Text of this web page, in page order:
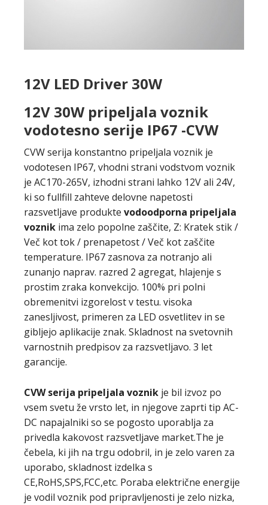
12V LED Driver 30W
12V 30W pripeljala voznik
vodotesno serije IP67 -CVW
CVW serija konstantno pripeljala voznik je
vodotesen IP67, vhodni strani vodstvom voznik
je AC170-265V, izhodni strani lahko 12V ali 24V,
ki so fullfill zahteve delovne napetosti
razsvetljave produkte vodoodporna pripeljala
voznik ima zelo popolne zaščite, Z: Kratek stik /
Več kot tok / prenapetost / Več kot zaščite
temperature. IP67 zasnova za notranjo ali
zunanjo naprav. razred 2 agregat, hlajenje s
prostim zraka konvekcijo. 100% pri polni
obremenitvi izgorelost v testu. visoka
zanesljivost, primeren za LED osvetlitev in se
gibljejo aplikacije znak. Skladnost na svetovnih
varnostnih predpisov za razsvetljavo. 3 let
garancije.
CVW serija pripeljala voznik je bil izvoz po
vsem svetu že vrsto let, in njegove zaprti tip AC-
DC napajalniki so se pogosto uporablja za
privedla kakovost razsvetljave market.The je
čebela, ki jih na trgu odobril, in je zelo varen za
uporabo, skladnost izdelka s
CE,RoHS,SPS,FCC,etc. Poraba električne energije
je vodil voznik pod pripravljenosti je zelo nizka,